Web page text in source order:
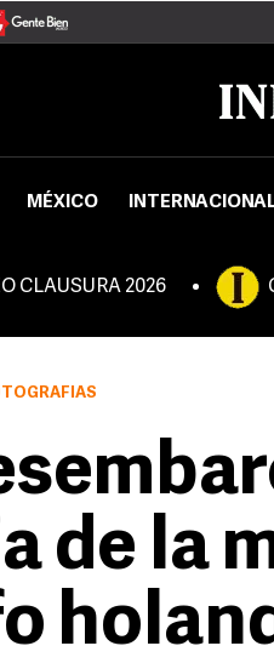
MÉXICO
CLAUSURA 2026
de la